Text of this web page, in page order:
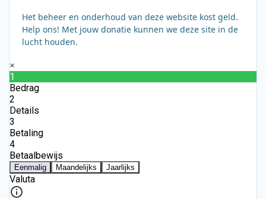
Het beheer en onderhoud van deze website kost geld.
Help ons! Met jouw donatie kunnen we deze site in de
lucht houden.